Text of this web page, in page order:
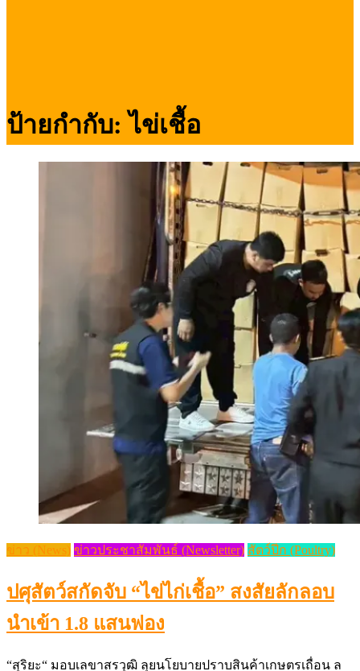
ป้ายกำกับ:ไข่เชื้อ
ข่าว (News) ข่าวประชาสัมพันธ์ (Newsletter) สัตว์ปีก (Poultry)
ปศุสัตว์สกัดจับ “ไข่ไก่เชื้อ” สงสัยลักลอบ
นำเข้า 1.8 แสนฟอง
“สุริยะ“ มอบเลขาสรวุฒิ ลุยนโยบายปราบสินค้าเกษตรเถื่อน ล